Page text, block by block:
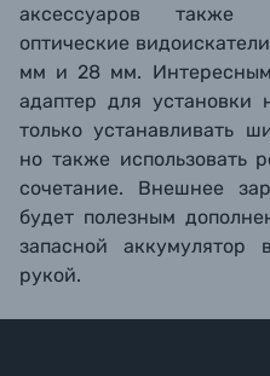
аксессуаров также
оптические
мм и 28 мм. Интересным
адаптер для установки
только устанавливать
но также использовать
сочетание. Внешнее
будет полезным
запасной
рукой.